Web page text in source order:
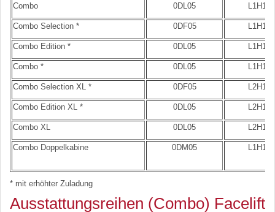
Combo 0DL05 L1H1
Combo Selection * 0DF05 L1H1
Combo Edition * 0DL05 L1H1
Combo * 0DL05 L1H1
Combo Selection XL * 0DF05 L2H1
Combo Edition XL * 0DL05 L2H1
Combo XL 0DL05 L2H1
Combo Doppelkabine 0DM05 L1H1
* mit erhöhter Zuladung
Ausstattungsreihen (Combo) Facelift